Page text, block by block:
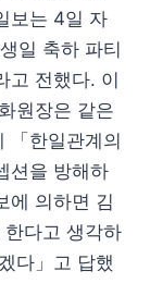
보는 4일 자
일 축하 파티
고 전했다. 이
원장은 같은
「한일관계의
션을 방해하
에 의하면 김
다고 생각하
다」고 답했